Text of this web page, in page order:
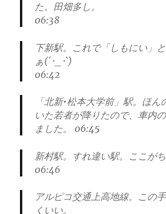
た。田畑多し。
06:38
下新駅。これで「しもにい」
ぁ(´･_･`)
06:42
「北新•松本大学前」駅。ほ
いた若者が降りたので、車内
ました。 06:45
新村駅。すれ違い駅。ここが
06:46
アルピコ交通上高地線。この
くいい。